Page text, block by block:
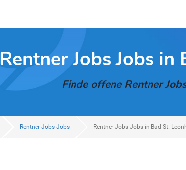
Rentner Jobs Jobs
Finde offene Rentner
Rentner Jobs Jobs Rentner Jobs Jobs in Bad St.